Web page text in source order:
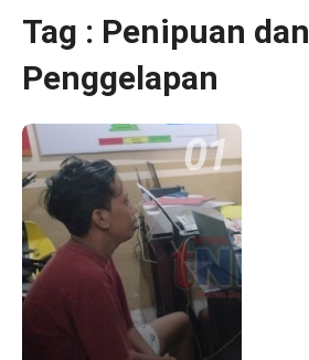
Tag : Penipuan dan
Penggelapan